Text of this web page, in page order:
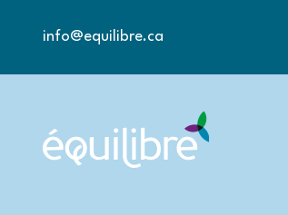
info@equilibre.ca